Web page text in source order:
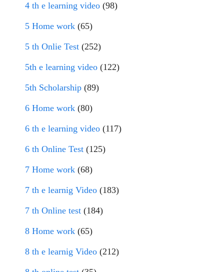
4 th e learning video (98)
5 Home work (65)
5 th Onlie Test (252)
5th e learning video (122)
5th Scholarship (89)
6 Home work (80)
6 th e learning video (117)
6 th Online Test (125)
7 Home work (68)
7 th e learnig Video (183)
7 th Online test (184)
8 Home work (65)
8 th e learnig Video (212)